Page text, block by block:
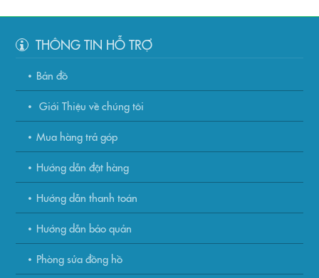
THÔNG TIN HỖ TRỢ
Bản đồ
Giới Thiệu về chúng tôi
Mua hàng trả góp
Hướng dẫn đặt hàng
Hướng dẫn thanh toán
Hướng dẫn bảo quản
Phòng sửa đồng hồ